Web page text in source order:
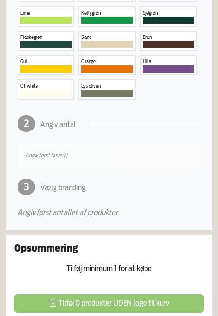
Lime Kellygrøn Sjøgrøn
Flaskegrøn Sand Brun
Gul Orange Lilla
Offwhite Lys oliven
2 Angiv antal
Angiv først farve(r)
3 Vælg branding
Angiv først antallet af produkter
Opsummering
Tilføj minimum1 for at købe
Tilføj 0produkter UDEN logotil kurv